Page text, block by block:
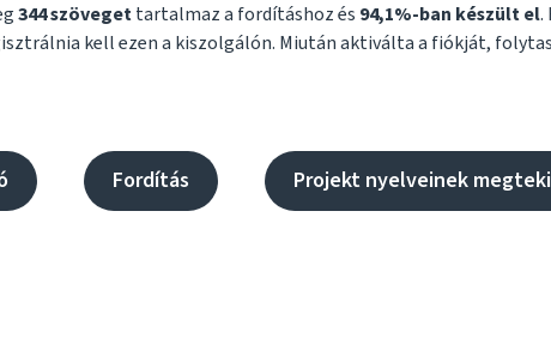
344 szövegettartalmaz a fordításhoz és 94,1%-ban készült el.
kell ezen a kiszolgálón. Miután aktiválta a fiókját,
Fordítás Projekt nyelveinek